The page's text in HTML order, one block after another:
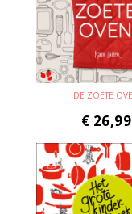
DE ZOETE
€ 26,99